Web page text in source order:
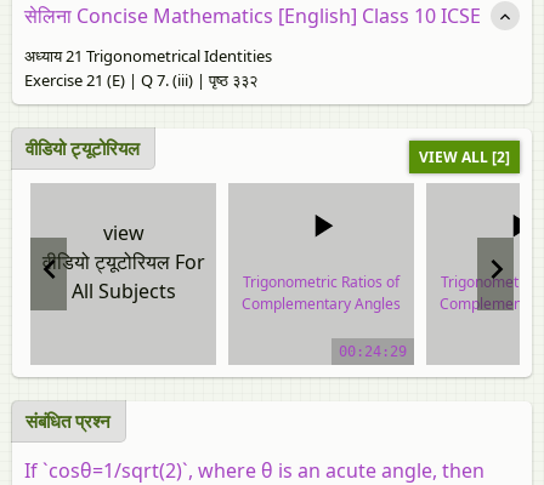
सेलिना Concise Mathematics [English] Class 10 ICSE
अध्याय 21 Trigonometrical Identities
Exercise 21 (E) | Q 7. (iii) | पृष्ठ ३३२
वीडियो ट्यूटोरियल VIEW ALL [2]
view
वीडियो ट्यूटोरियल For
All Subjects
Trigonometric Ratios of
Complementary Angles
video tutorial00:24:29
Trigonometric
संबंधित प्रश्न
If `cosθ=1/sqrt(2)`, where θ is an acute angle, then